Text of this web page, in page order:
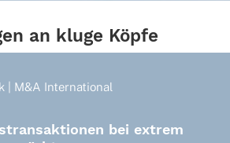
an kluge Köpfe
bei extrem